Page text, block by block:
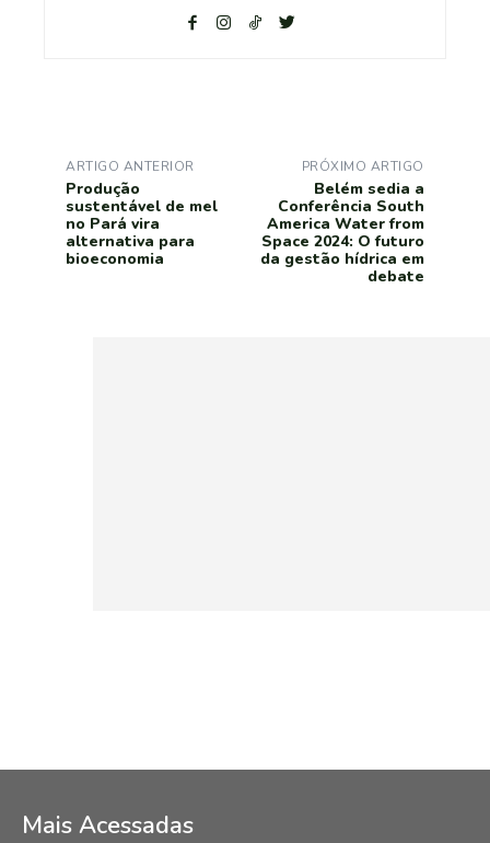
ARTIGO ANTERIOR
Produção
sustentável de mel
no Pará vira
alternativa para
bioeconomia
PRÓXIMO ARTIGO
Belém sedia a
Conferência South
America Water from
Space 2024: O futuro
da gestão hídrica em
debate
Mais Acessadas